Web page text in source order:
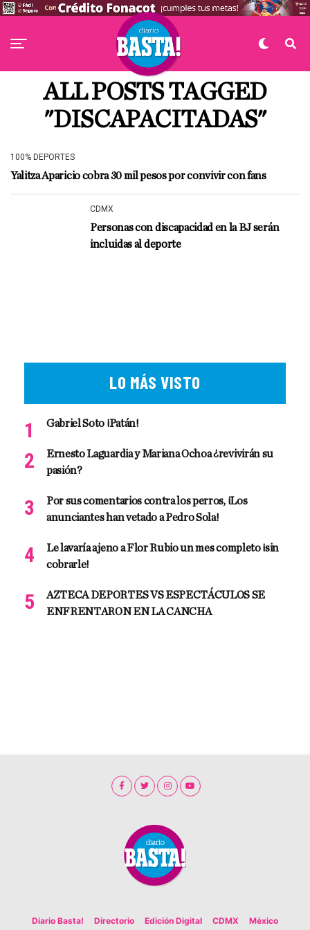
ALL POSTS TAGGED
"DISCAPACITADAS"
100% DEPORTES
Yalitza Aparicio cobra 30 mil pesos por convivir con fans
CDMX
Personas con discapacidad en la BJ serán
incluidas al deporte
LO MÁS VISTO
Gabriel Soto ¡Patán!
Ernesto Laguardia y Mariana Ochoa ¿revivirán su
pasión?
Por sus comentarios contra los perros, ¡Los
anunciantes han vetado a Pedro Sola!
Le lavaría ajeno a Flor Rubio un mes completo ¡sin
cobrarle!
AZTECA DEPORTES VS ESPECTÁCULOS SE
ENFRENTARON EN LA CANCHA
Diario Basta! Directorio Edición Digital CDMX México